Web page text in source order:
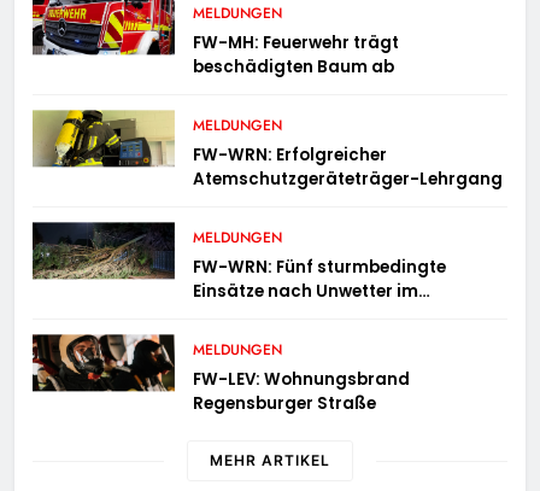
MELDUNGEN
FW-MH: Feuerwehr trägt
beschädigten Baum ab
MELDUNGEN
FW-WRN: Erfolgreicher
Atemschutzgeräteträger-Lehrgang
MELDUNGEN
FW-WRN: Fünf sturmbedingte
Einsätze nach Unwetter im
MELDUNGEN
FW-LEV: Wohnungsbrand
Regensburger Straße
MEHR ARTIKEL